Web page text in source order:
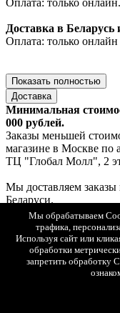
Доставка в Беларусь
Оплата: только
Показать полностью
Доставка
Минимальная
000 рублей.
Заказы меньшей
магазине в Москве по
ТЦ "Глобал Молл", 2
Мы доставляем заказы
Беларуси.
При оплате на сайте
При заказе от 15 000
Доставка по Москве
1. Самовывоз — ул.
Молл», 2 этаж
Если товар есть в
заказ — до 2х рабочих
Мы обрабатываем
трафика,
Используя сайт или
обработки
запретить обработку